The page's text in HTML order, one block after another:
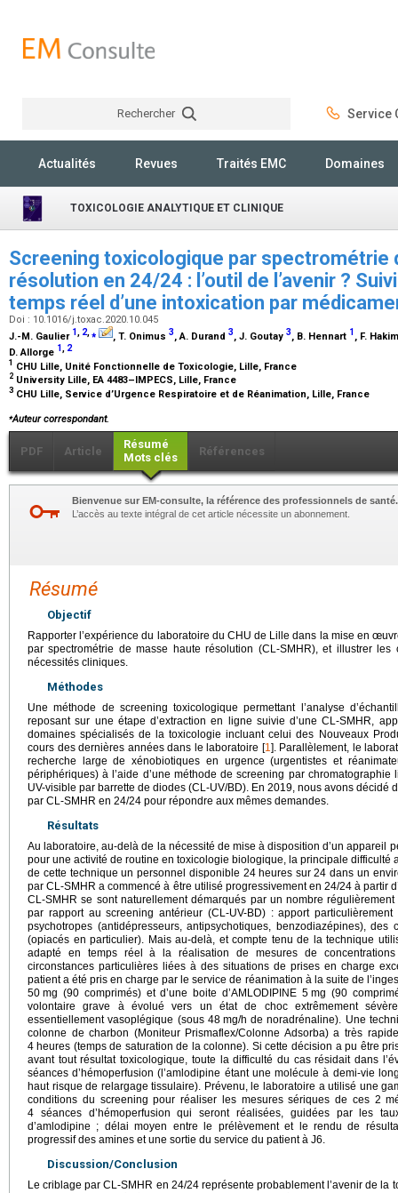
Rechercher Service
Actualités Revues Traités EMC Domaines
TOXICOLOGIE ANALYTIQUE ET CLINIQUE
Screening toxicologique par spectrométrie
résolution en 24/24 : l’outil de l’avenir ?
temps réel d’une intoxication par
Doi : 10.1016/j.toxac.2020.10.045
J.-M. Gaulier 1, 2,⁎ , T. Onimus 3, A. Durand 3, J. Goutay 3, B. Hennart 1 , F.
D. Allorge 1 2
1 CHU Lille, Unité Fonctionnelle de Toxicologie, Lille, France
2 University Lille, EA 4483–IMPECS, Lille, France
3 CHU Lille, Service d’Urgence Respiratoire et de Réanimation, Lille, France
⁎Auteur correspondant.
PDF Article
Résumé
Mots clés
Références
Bienvenue sur EM-consulte, la référence des professionnels de santé.
L’accès au texte intégral de cet article nécessite un abonnement.
Résumé
Objectif
Rapporter l’expérience du laboratoire du CHU de Lille dans la mise en
par spectrométrie de masse haute résolution (CL-SMHR), et illustrer les
nécessités cliniques.
Méthodes
Une méthode de screening toxicologique permettant l’analyse
reposant sur une étape d’extraction en ligne suivie d’une CL-SMHR,
domaines spécialisés de la toxicologie incluant celui des Nouveaux
cours des dernières années dans le laboratoire [1]. Parallèlement, le
recherche large de xénobiotiques en urgence (urgentistes et
périphériques) à l’aide d’une méthode de screening par
UV-visible par barrette de diodes (CL-UV/BD). En 2019, nous avons décidé
par CL-SMHR en 24/24 pour répondre aux mêmes demandes.
Résultats
Au laboratoire, au-delà de la nécessité de mise à disposition d’un appareil
pour une activité de routine en toxicologie biologique, la principale difficulté
de cette technique un personnel disponible 24 heures sur 24 dans un
par CL-SMHR a commencé à être utilisé progressivement en 24/24 à partir
CL-SMHR se sont naturellement démarqués par un nombre
par rapport au screening antérieur (CL-UV-BD) : apport
psychotropes (antidépresseurs, antipsychotiques, benzodiazépines),
(opiacés en particulier). Mais au-delà, et compte tenu de la technique
adapté en temps réel à la réalisation de mesures de
circonstances particulières liées à des situations de prises en charge
patient a été pris en charge par le service de réanimation à la suite de
50 mg (90 comprimés) et d’une boite d’AMLODIPINE 5 mg (90
volontaire grave à évolué vers un état de choc extrêmement
essentiellement vasoplégique (sous 48 mg/h de noradrénaline). Une
colonne de charbon (Moniteur Prismaflex/Colonne Adsorba) a très
4 heures (temps de saturation de la colonne). Si cette décision a pu être
avant tout résultat toxicologique, toute la difficulté du cas résidait dans
séances d’hémoperfusion (l’amlodipine étant une molécule à demi-vie
haut risque de relargage tissulaire). Prévenu, le laboratoire a utilisé une
conditions du screening pour réaliser les mesures sériques de ces 2
4 séances d’hémoperfusion qui seront réalisées, guidées par les
d’amlodipine ; délai moyen entre le prélèvement et le rendu de
progressif des amines et une sortie du service du patient à J6.
Discussion/Conclusion
Le criblage par CL-SMHR en 24/24 représente probablement l’avenir de la